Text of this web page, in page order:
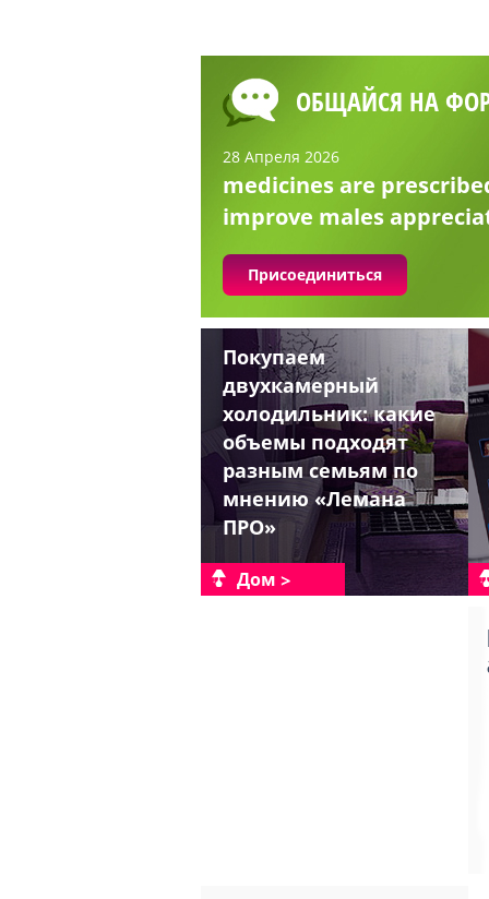
ОБЩАЙСЯ НА
28 Апреля 2026
medicines are
improve males
Присоединиться
Покупаем
двухкамерный
холодильник: какие
объемы подходят
разным семьям по
мнению «Лемана
ПРО»
Дом